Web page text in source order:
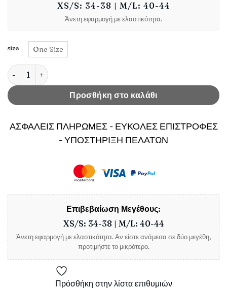
XS/S: 34-38 | M/L: 40-44
Άνετη εφαρμογή με ελαστικότητα.
size One Size
Γυναικείο Μαύρο Πουλόβερ Lora ποσότητα
Προσθήκη στο καλάθι
ΑΣΦΑΛΕΙΣ ΠΛΗΡΩΜΕΣ - ΕΥΚΟΛΕΣ ΕΠΙΣΤΡΟΦΕΣ
- ΥΠΟΣΤΗΡΙΞΗ ΠΕΛΑΤΩΝ
Επιβεβαίωση Μεγέθους:
XS/S: 34-38 | M/L: 40-44
Άνετη εφαρμογή με ελαστικότητα. Αν είστε ανάμεσα σε δύο μεγέθη,
προτιμήστε το μικρότερο.
Πρόσθήκη στην λίστα επιθυμιών